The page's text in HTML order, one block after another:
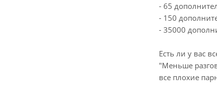
- 65
- 150
- 35000
Есть ли у вас
"Меньше
все плохие